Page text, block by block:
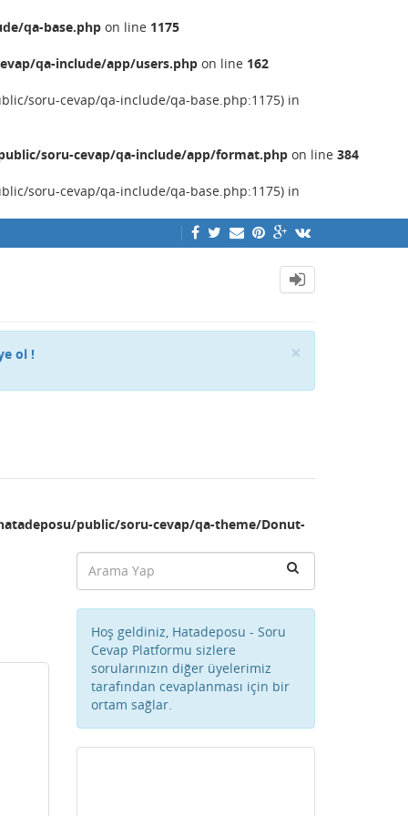
qa-base.php on line 1175
qa-include/app/users.php on line 162
soru-cevap/qa-include/qa-base.php:1175) in
soru-cevap/qa-include/app/format.php on line 384
soru-cevap/qa-include/qa-base.php:1175) in
×
ol !
public/soru-cevap/qa-theme/Donut-
Hoş geldiniz, Hatadeposu - Soru
Cevap Platformu sizlere
sorularınızın diğer üyelerimiz
tarafından cevaplanması için bir
ortam sağlar.